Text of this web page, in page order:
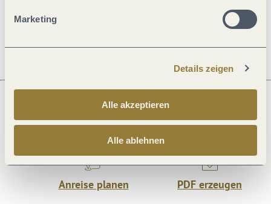
Marketing
Details zeigen
Alle akzeptieren
Alle ablehnen
Öffnungszeiten
Was möchtest du als nächstes tun?
Anreise planen PDF erzeugen